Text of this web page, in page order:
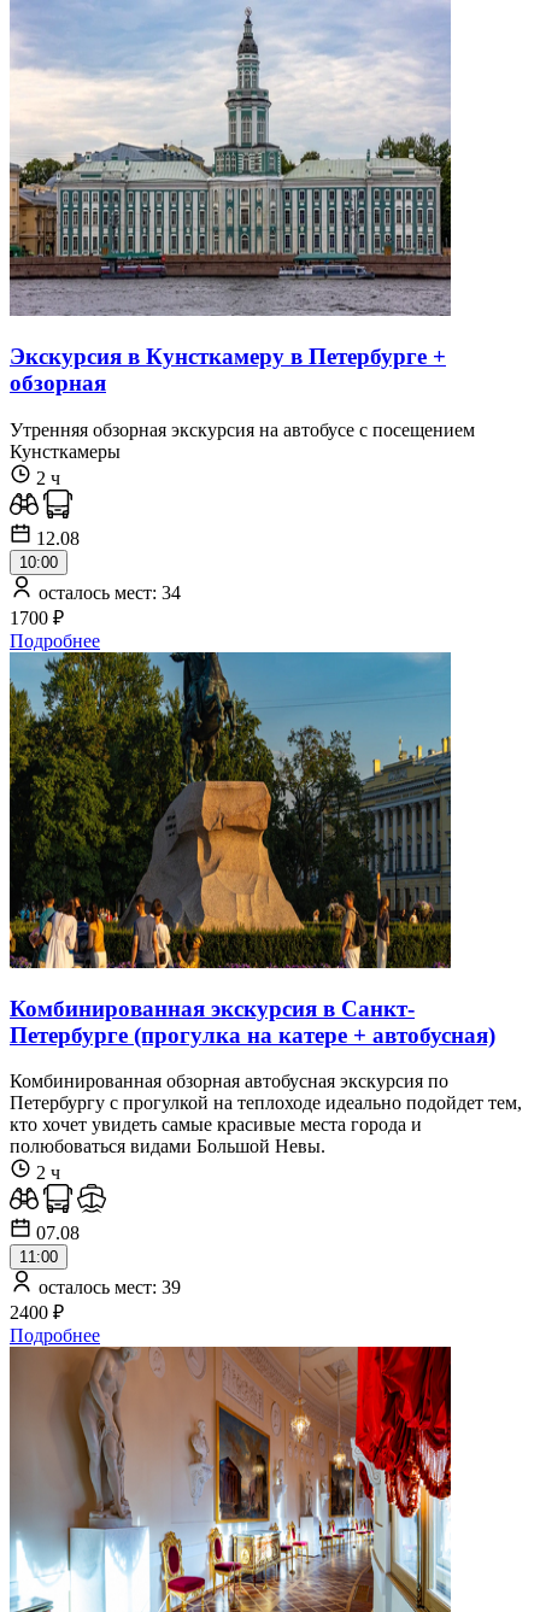
Экскурсия в Кунсткамеру в Петербурге +
обзорная
Утренняя обзорная экскурсия на автобусе с посещением
Кунсткамеры
2 ч
12.08
10:00
осталось мест: 34
1700 ₽
Подробнее
Комбинированная экскурсия в Санкт-
Петербурге (прогулка на катере + автобусная)
Комбинированная обзорная автобусная экскурсия по
Петербургу с прогулкой на теплоходе идеально подойдет тем,
кто хочет увидеть самые красивые места города и
полюбоваться видами Большой Невы.
2 ч
07.08
11:00
осталось мест: 39
2400 ₽
Подробнее